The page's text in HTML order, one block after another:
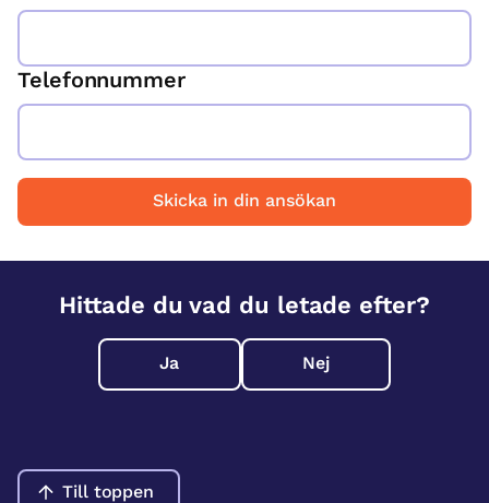
Telefonnummer
Skicka in din ansökan
Hittade du vad du letade efter?
Ja Nej
Till toppen